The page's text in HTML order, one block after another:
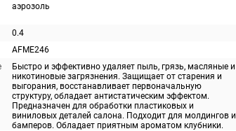
аэрозоль
0.4
AFME246
Быстро и эффективно удаляет пыль, грязь, масляные и
никотиновые загрязнения. Защищает от старения и
выгорания, восстанавливает первоначальную
структуру, обладает антистатическим эффектом.
Предназначен для обработки пластиковых и
виниловых деталей салона. Подходит для молдингов и
бамперов. Обладает приятным ароматом клубники.